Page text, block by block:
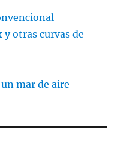
y otras curvas de
mar de aire